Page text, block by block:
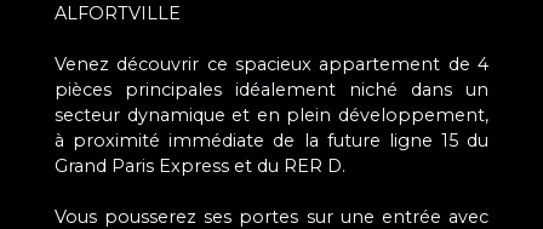
ALFORTVILLE
Venez découvrir ce spacieux appartement de 4
pièces principales idéalement niché dans un
secteur dynamique et en plein développement,
à proximité immédiate de la future ligne 15 du
Grand Paris Express et du RER D.
Vous pousserez ses portes sur une entrée avec